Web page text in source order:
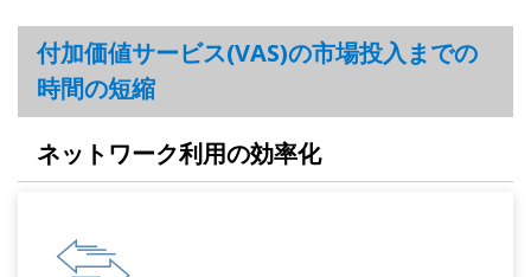
付加価値サービス(VAS)の市場投入までの
時間の短縮
ネットワーク利用の効率化